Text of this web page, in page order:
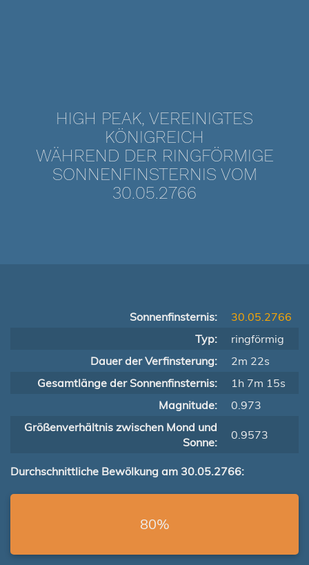
HIGH PEAK, VEREINIGTES
KÖNIGREICH
WÄHREND DER RINGFÖRMIGE
SONNENFINSTERNIS VOM
30.05.2766
Sonnenfinsternis:
30.05.2766
Typ:
ringförmig
Dauer der Verfinsterung:
2m 22s
Gesamtlänge der Sonnenfinsternis:
1h 7m 15s
Magnitude:
0.973
Größenverhältnis zwischen Mond und
Sonne:
0.9573
Durchschnittliche Bewölkung am 30.05.2766:
80%